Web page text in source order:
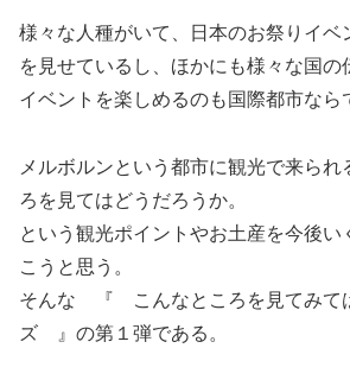
様々な人種がいて、日本のお祭りイベ
を見せているし、ほかにも様々な国の
イベントを楽しめるのも国際都市なら
メルボルンという都市に観光で来られ
ろを見てはどうだろうか。
という観光ポイントやお土産を今後い
こうと思う。
そんな 『 こんなところを見てみて
ズ 』の第１弾である。